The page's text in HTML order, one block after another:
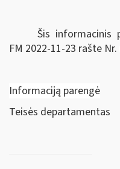
Šis informacinis
FM 2022-11-23 rašte Nr.
Informaciją parengė
Teisės departamentas